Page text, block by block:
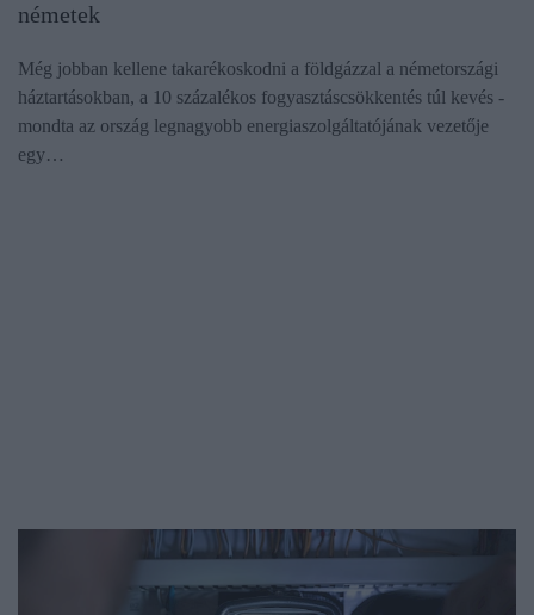
németek
Még jobban kellene takarékoskodni a földgázzal a németországi
háztartásokban, a 10 százalékos fogyasztáscsökkentés túl kevés -
mondta az ország legnagyobb energiaszolgáltatójának vezetője
egy…